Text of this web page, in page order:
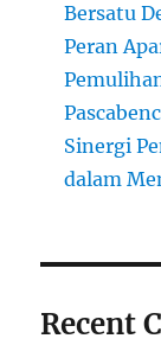
Bersatu
Peran
Sinergi
dalam
Recent